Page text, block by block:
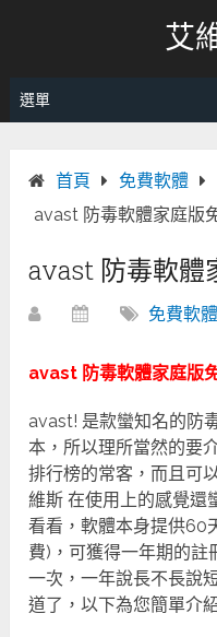
艾
選單
首頁 免費軟體
avast 防毒軟體家庭版
avast 防毒軟體
免費軟體
avast 防毒軟體家庭版
avast! 是款蠻知名的防
本，所以理所當然的要
排行榜的常客，而且可
維斯 在使用上的感覺還
看看，軟體本身提供60
費)，可獲得一年期的註
一次，一年說長不長說
道了，以下為您簡單介